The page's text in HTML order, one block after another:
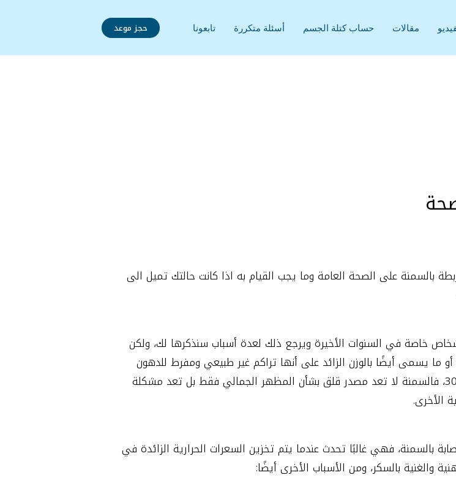
مقالات حساب كتلة الجسم أسئلة متكررة تابعونا حجز موعد
بالسمنة على الصحة العامة وما يجب القيام به اذا كانت حالتك تميل الى
خاصة في السنوات الأخيرة ويرجع ذلك لعدة أسباب سنذكرها لك، ولكن
ما يسمى أيضًا بالوزن الزائد على أنها تراكم غير طبيعي ومفرط للدهون
بالإضافة إلى أن مؤشر كتلة الجسم غالبًا ما يكون أعلى من 30، فالسمنة لا تعد مصدر قلق بشأن المظهر الجمالي فقط بل تعد مشكلة
الأخرى.
بالسمنة، فهي غالبًا تحدث عندما يتم تخزين السعرات الحرارية الزائدة في
بالسكر، ومن الأسباب الأخرى أيضًا: